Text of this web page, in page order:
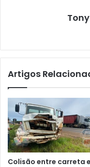
Artigos
Colisão entre carreta e